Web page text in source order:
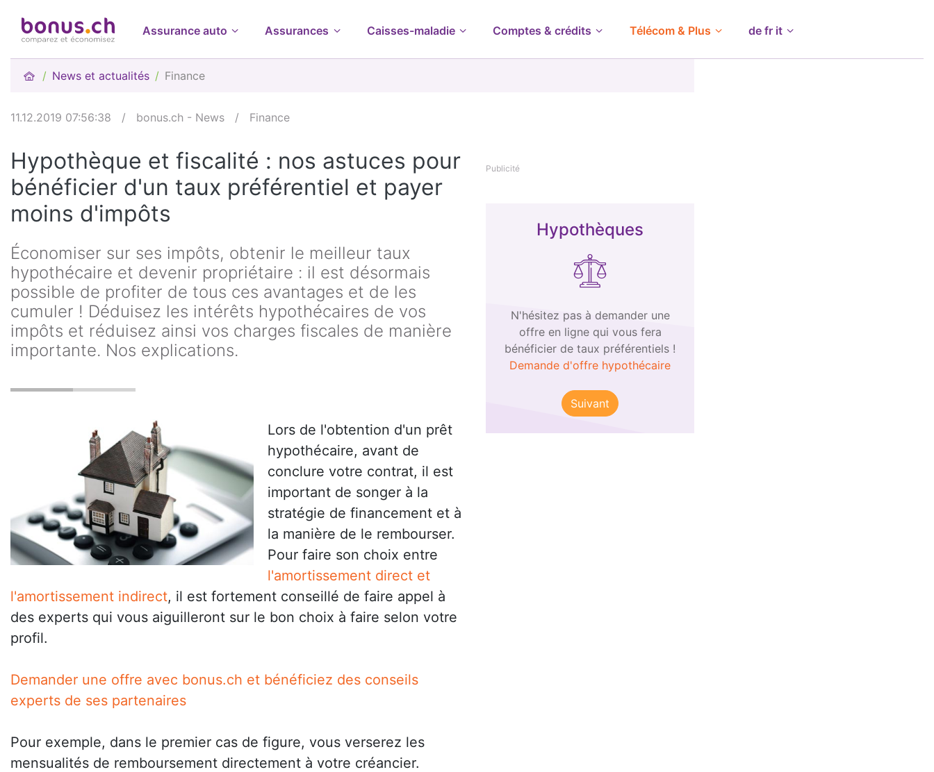
Assurance auto Assurances Caisses-maladie Comptes & crédits Télécom & Plus de fr it
News et actualités Finance
11.12.2019 07:56:38 / bonus.ch - News / Finance
Hypothèque et fiscalité : nos astuces pour
bénéficier d'un taux préférentiel et payer
moins d'impôts
Économiser sur ses impôts, obtenir le meilleur taux
hypothécaire et devenir propriétaire : il est désormais
possible de profiter de tous ces avantages et de les
cumuler ! Déduisez les intérêts hypothécaires de vos
impôts et réduisez ainsi vos charges fiscales de manière
importante. Nos explications.
Lors de l'obtention d'un prêt
hypothécaire, avant de
conclure votre contrat, il est
important de songer à la
stratégie de financement et à
la manière de le rembourser.
Pour faire son choix entre
l'amortissement direct et
l'amortissement indirect, il est fortement conseillé de faire appel à
des experts qui vous aiguilleront sur le bon choix à faire selon votre
profil.
Demander une offre avec bonus.ch et bénéficiez des conseils
experts de ses partenaires
Pour exemple, dans le premier cas de figure, vous verserez les
mensualités de remboursement directement à votre créancier.
Publicité
Hypothèques
N'hésitez pas à demander une
offre en ligne qui vous fera
bénéficier de taux préférentiels !
Demande d'offre hypothécaire
Suivant